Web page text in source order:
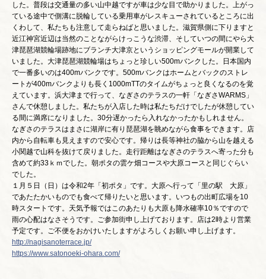
した。普段は交通量の多い山中越ですが車は少な目で助かりました。上がっ
ている途中で側溝に脱輪している乗用車がレスキューされているところに出
くわして、私たちも注意して走らねばと思いました。滋賀県側に下りますと
近江神宮近辺は当然のことながらけっこうな渋滞、そしていつの間にやら大
津琵琶湖競輪場跡地にブランチ大津京というショッピングモールが開業して
いました。大津琵琶湖競輪場はちょっと珍しい500mバンクした。日本国内
で一番多いのは400mバンクです。500mバンクはホームとバックのストレ
ートが400mバンクよりも長く1000mTTのタイムがちょっと良くなるのを覚
えています。浜大津まで行って、なぎさのテラスの一軒「なぎさWARMS」
さんで休憩しました。私たちが入店した時は私たちだけでしたが休憩してい
る間に満席になりました。30分遅かったら入れなかったかもしれません。
なぎさのテラスはまさに湖岸に有り琵琶湖を眺めながら食事をできます。店
内から自転車も見えますので安心です。帰りは長等神社の脇から山を越える
小関越で山科を抜けて戻りました。走行距離はなぎさのテラスへ寄った分も
含めて約33ｋｍでした。朝ポタの雲ケ畑コースや大原コースと同じぐらい
でした。
１月５日（日）は令和2年「初ポタ」です。大原へ行って「里の駅 大原」
であたたかいものでも食べて帰りたいと思います。いつもの出町広場を10
時スタートです。天気予報ではこのあたりも大原も降水確率10％ですので
雨の心配はなさそうです。ご参加街申し上げております。店は2時より営業
予定です。ご不便をおかけいたしますがよろしくお願い申し上げます。
http://nagisanoterrace.jp/
https://www.satonoeki-ohara.com/